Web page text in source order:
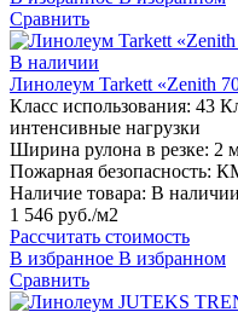
Сравнить
В наличии
Линолеум Tarkett «Zenith
Класс использования: 43
интенсивные нагрузки
Ширина рулона в резке: 2
Пожарная безопасность:
Наличие товара: В наличии
1 546 руб./м2
Рассчитать стоимость
В избранное В избранном
Сравнить